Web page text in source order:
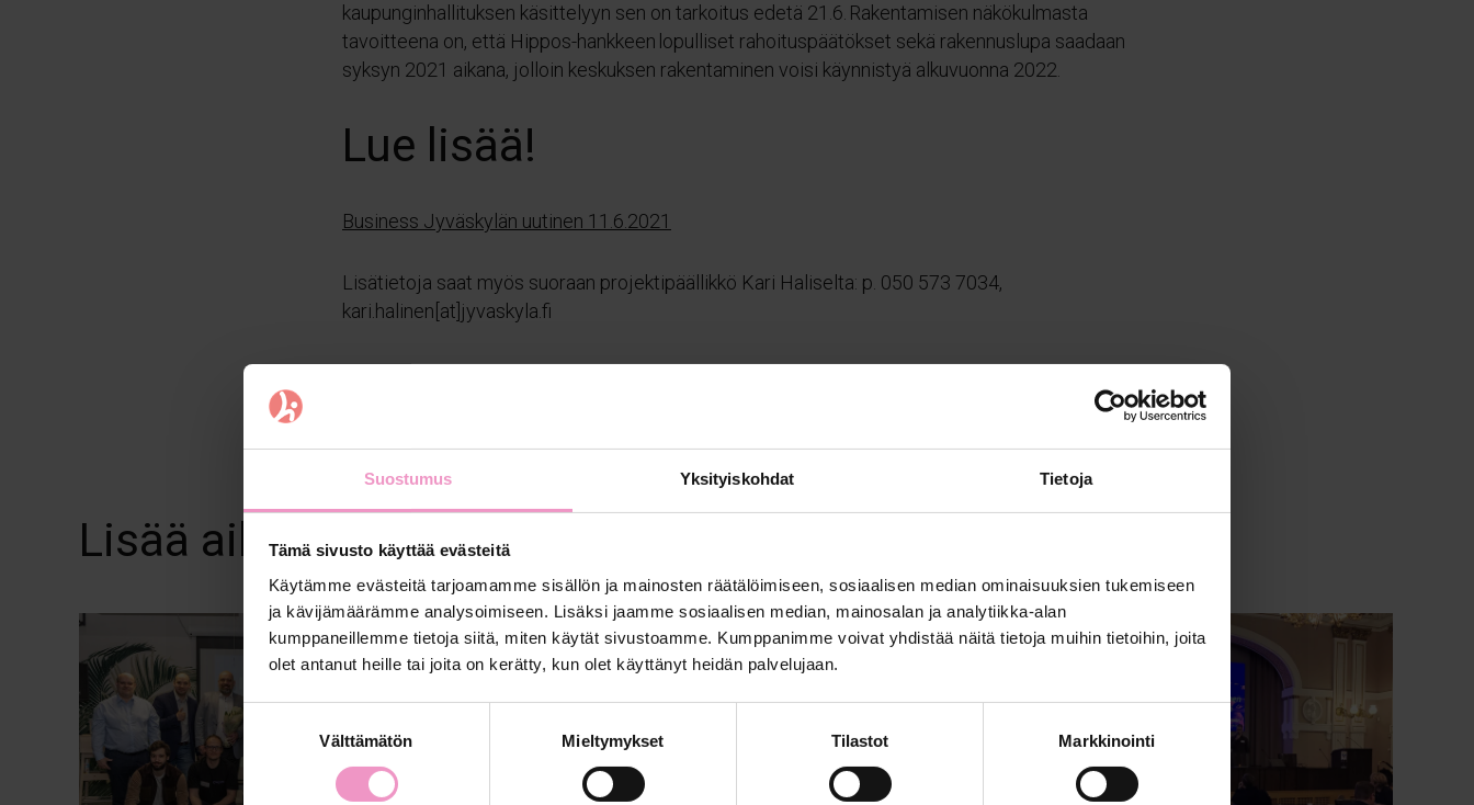
Suostumus Yksityiskohdat Tietoja
Tämä sivusto käyttää evästeitä
Käytämme evästeitä tarjoamamme sisällön ja mainosten räätälöimiseen, sosiaalisen median ominaisuuksien tukemiseen
ja kävijämäärämme analysoimiseen. Lisäksi jaamme sosiaalisen median, mainosalan ja analytiikka-alan
kumppaneillemme tietoja siitä, miten käytät sivustoamme. Kumppanimme voivat yhdistää näitä tietoja muihin tietoihin, joita
olet antanut heille tai joita on kerätty, kun olet käyttänyt heidän palvelujaan.
Välttämätön Mieltymykset Tilastot Markkinointi
kaupunginhallituksen käsittelyyn sen on tarkoitus edetä 21.6. Rakentamisen näkökulmasta
tavoitteena on, että Hippos-hankkeen lopulliset rahoituspäätökset sekä rakennuslupa saadaan
syksyn 2021 aikana, jolloin keskuksen rakentaminen voisi käynnistyä alkuvuonna 2022.
Lue lisää!
Business Jyväskylän uutinen 11.6.2021
Lisätietoja saat myös suoraan projektipäällikkö Kari Haliselta: p. 050 573 7034,
kari.halinen[at]jyvaskyla.fi
Lisää aiheesta